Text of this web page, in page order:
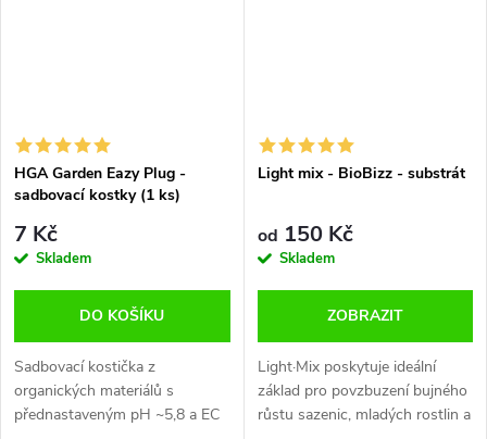
HGA Garden Eazy Plug -
sadbovací kostky (1 ks)
7 Kč
Skladem
DO KOŠÍKU
Sadbovací kostička z
organických materiálů s
přednastaveným pH ~5,8 a EC
Light mix - BioBizz - substrát
od 150 Kč
Skladem
ZOBRAZIT
Light·Mix poskytuje ideální
základ pro povzbuzení bujného
růstu sazenic, mladých rostlin a